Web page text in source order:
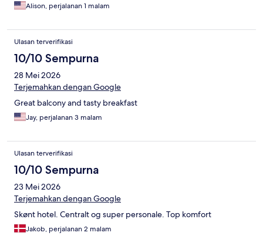
Alison, perjalanan 1 malam
Ulasan terverifikasi
10/10 Sempurna
28 Mei 2026
Terjemahkan dengan Google
Great balcony and tasty breakfast
Jay, perjalanan 3 malam
Ulasan terverifikasi
10/10 Sempurna
23 Mei 2026
Terjemahkan dengan Google
Skønt hotel. Centralt og super personale. Top komfort
Jakob, perjalanan 2 malam